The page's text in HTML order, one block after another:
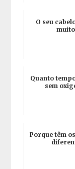
O seu
Quanto
sem
Porque têm